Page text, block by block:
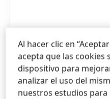
Al hacer clic en
acepta que las cookies
dispositivo para
analizar el uso del
nuestros estudios